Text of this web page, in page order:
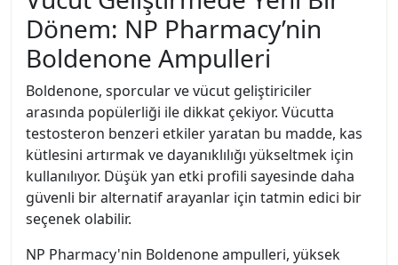
Dönem: NP Pharmacy’nin
Boldenone Ampulleri
Boldenone, sporcular ve vücut geliştiriciler
arasında popülerliği ile dikkat çekiyor. Vücutta
testosteron benzeri etkiler yaratan bu madde, kas
kütlesini artırmak ve dayanıklılığı yükseltmek için
kullanılıyor. Düşük yan etki profili sayesinde daha
güvenli bir alternatif arayanlar için tatmin edici bir
seçenek olabilir.
NP Pharmacy'nin Boldenone ampulleri, yüksek